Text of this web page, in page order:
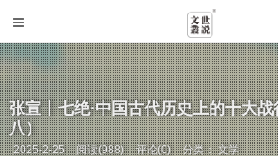
张宣丨七绝·中国古代历史上的十大
八）
2025-2-25 阅读(988) 评论(0) 分类：文学